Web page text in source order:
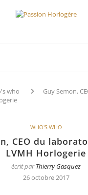
who
Guy Semon,
WHO'S WHO
CEO du
LVMH Horlogerie
écrit parThierry Gasquez
26 octobre 2017